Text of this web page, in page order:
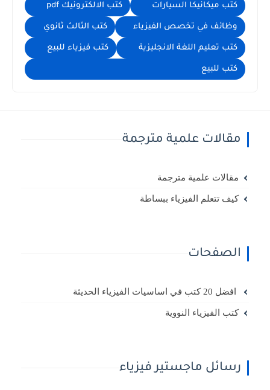
كتب ميكانيكا السيارات كتب الالكترونيك pdf
وظائف في تخصص الفيزياء كتب الثالث ثانوي
كتب تعليم اللغة الانجليزية كتب فيزياء للبيع
كتب للبيع
مقالات علمية مترجمة
مقالات علمية مترجمة
كيف تتعلم الفيزياء ببساطة
الصفحات
افضل 20 كتب في اساسيات الفيزياء الحديثة
كتب الفيزياء النووية
رسائل ماجستير فيزياء